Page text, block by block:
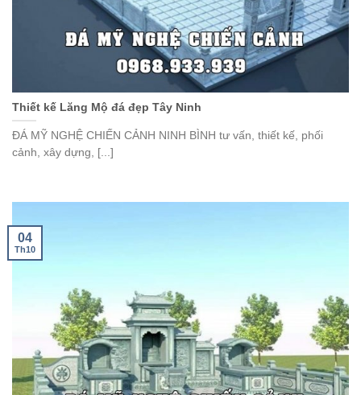
Thiết kế Lăng Mộ đá đẹp Tây Ninh
ĐÁ MỸ NGHỆ CHIẾN CẢNH NINH BÌNH tư vấn, thiết kế, phối
cảnh, xây dựng, [...]
04
Th10